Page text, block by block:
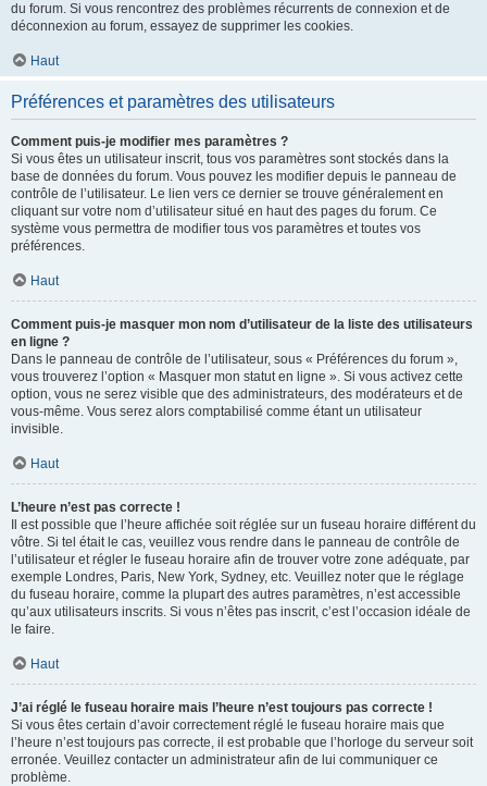
du forum. Si vous rencontrez des problèmes récurrents de connexion et de
déconnexion au forum, essayez de supprimer les cookies.
Haut
Préférences et paramètres des utilisateurs
Comment puis-je modifier mes paramètres ?
Si vous êtes un utilisateur inscrit, tous vos paramètres sont stockés dans la
base de données du forum. Vous pouvez les modifier depuis le panneau de
contrôle de l’utilisateur. Le lien vers ce dernier se trouve généralement en
cliquant sur votre nom d’utilisateur situé en haut des pages du forum. Ce
système vous permettra de modifier tous vos paramètres et toutes vos
préférences.
Haut
Comment puis-je masquer mon nom d’utilisateur de la liste des utilisateurs
en ligne ?
Dans le panneau de contrôle de l’utilisateur, sous « Préférences du forum »,
vous trouverez l’option « Masquer mon statut en ligne ». Si vous activez cette
option, vous ne serez visible que des administrateurs, des modérateurs et de
vous-même. Vous serez alors comptabilisé comme étant un utilisateur
invisible.
Haut
L’heure n’est pas correcte !
Il est possible que l’heure affichée soit réglée sur un fuseau horaire différent du
vôtre. Si tel était le cas, veuillez vous rendre dans le panneau de contrôle de
l’utilisateur et régler le fuseau horaire afin de trouver votre zone adéquate, par
exemple Londres, Paris, New York, Sydney, etc. Veuillez noter que le réglage
du fuseau horaire, comme la plupart des autres paramètres, n’est accessible
qu’aux utilisateurs inscrits. Si vous n’êtes pas inscrit, c’est l’occasion idéale de
le faire.
Haut
J’ai réglé le fuseau horaire mais l’heure n’est toujours pas correcte !
Si vous êtes certain d’avoir correctement réglé le fuseau horaire mais que
l’heure n’est toujours pas correcte, il est probable que l’horloge du serveur soit
erronée. Veuillez contacter un administrateur afin de lui communiquer ce
problème.